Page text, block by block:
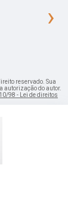
›
reservado. Sua
autorização do autor.
98 - Lei de direitos